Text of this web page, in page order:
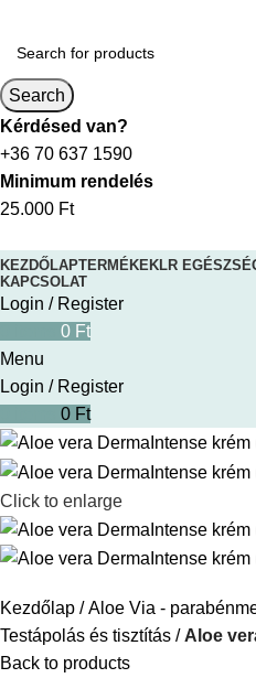
Search
Kérdésed van?
+36 70 637 1590
Minimum rendelés
25.000 Ft
KEZDŐLAPTERMÉKEKLR
KAPCSOLAT
Login / Register
0 Ft
Menu
Login / Register
0 Ft
Click to enlarge
Kezdőlap
Aloe Via -
Testápolás és tisztítás
Aloe
Back to products